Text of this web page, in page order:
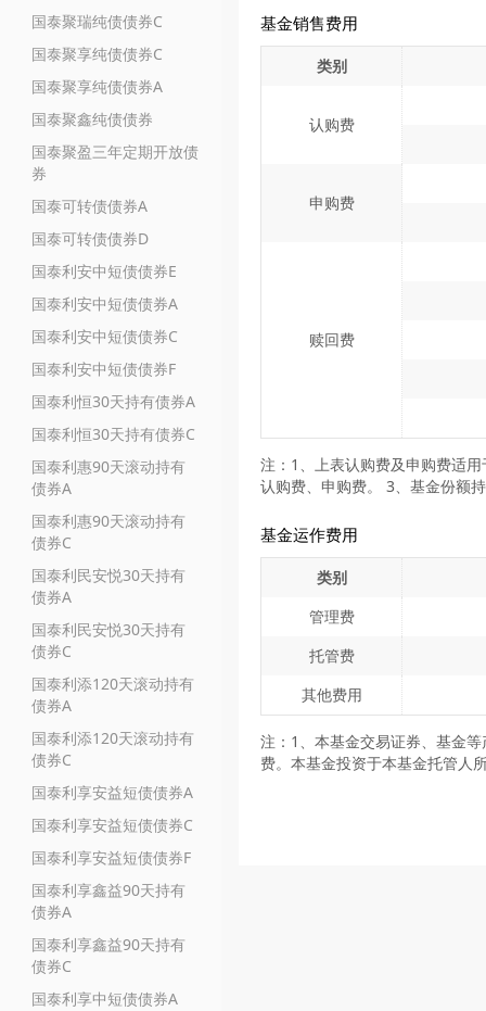
国泰聚瑞纯债债券C
国泰聚享纯债债券C
国泰聚享纯债债券A
国泰聚鑫纯债债券
国泰聚盈三年定期开放债
券
国泰可转债债券A
国泰可转债债券D
国泰利安中短债债券E
国泰利安中短债债券A
国泰利安中短债债券C
国泰利安中短债债券F
国泰利恒30天持有债券A
国泰利恒30天持有债券C
国泰利惠90天滚动持有
债券A
国泰利惠90天滚动持有
债券C
国泰利民安悦30天持有
债券A
国泰利民安悦30天持有
债券C
国泰利添120天滚动持有
债券A
国泰利添120天滚动持有
债券C
国泰利享安益短债债券A
国泰利享安益短债债券C
国泰利享安益短债债券F
国泰利享鑫益90天持有
债券A
国泰利享鑫益90天持有
债券C
国泰利享中短债债券A
基金销售费用
类别
认购费
申购费
赎回费
注：1、上表认购费及申购费适
认购费、申购费。 3、基金份额
基金运作费用
类别
管理费
托管费
其他费用
注：1、本基金交易证券、基金
费。本基金投资于本基金托管人